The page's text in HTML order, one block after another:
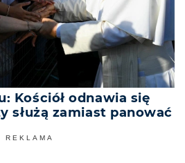
Kościół odnawia się
służą zamiast panować
REKLAMA